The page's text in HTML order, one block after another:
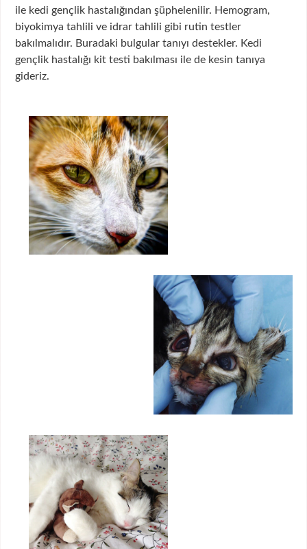
ile kedi gençlik hastalığından şüphelenilir. Hemogram,
biyokimya tahlili ve idrar tahlili gibi rutin testler
bakılmalıdır. Buradaki bulgular tanıyı destekler. Kedi
gençlik hastalığı kit testi bakılması ile de kesin tanıya
gideriz.